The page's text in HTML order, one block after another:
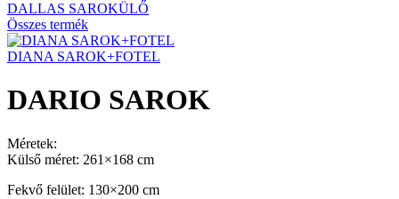
DALLAS SAROKÜLŐ
Összes termék
DIANA SAROK+FOTEL
DARIO SAROK
Méretek:
Külső méret: 261×168 cm
Fekvő felület: 130×200 cm